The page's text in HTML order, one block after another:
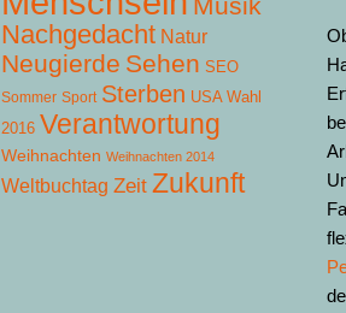
Nachgedacht Natur
Neugierde Sehen SEO
Sommer Sport Sterben USA Wahl
2016 Verantwortung
Weihnachten Weihnachten 2014
Weltbuchtag Zeit Zukunft